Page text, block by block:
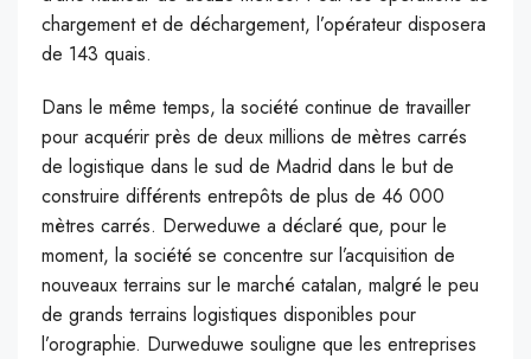
chargement et de déchargement, l’opérateur disposera
de 143 quais.
Dans le même temps, la société continue de travailler
pour acquérir près de deux millions de mètres carrés
de logistique dans le sud de Madrid dans le but de
construire différents entrepôts de plus de 46 000
mètres carrés. Derweduwe a déclaré que, pour le
moment, la société se concentre sur l’acquisition de
nouveaux terrains sur le marché catalan, malgré le peu
de grands terrains logistiques disponibles pour
l’orographie. Durweduwe souligne que les entreprises